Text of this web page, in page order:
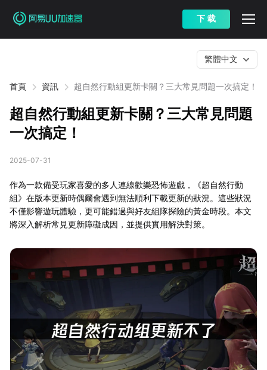
下 载
首頁 資訊 超自然行動組更新卡關？三大常見問題一次搞定！
繁體中文
超自然行動組更新卡關？三大常見問題
一次搞定！
2025-07-31
作為一款備受玩家喜愛的多人連線歡樂恐怖遊戲，《超自然行動
組》在版本更新時偶爾會遇到無法順利下載更新的狀況。這些狀況
不僅影響遊玩體驗，更可能錯過與好友組隊探險的黃金時段。本文
將深入解析常見更新障礙成因，並提供實用解決對策。